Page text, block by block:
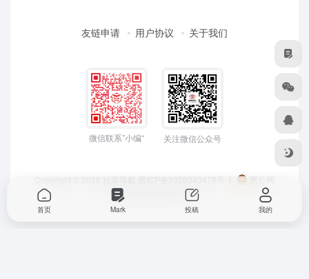
友链申请 用户协议 关于我们
微信联系”小编“ 关注微信公众号
Copyright © 2026 玩家导航 黑ICP备2025043478号-1
黑公网
安备23050202000033号
首页 Mark 投稿 我的